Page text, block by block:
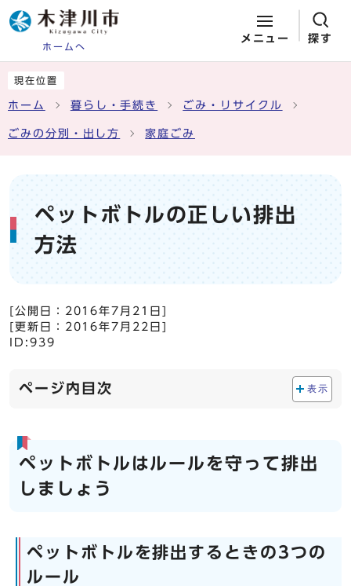
ホームへ
メニュー 探す
現在位置
ホーム 暮らし・手続き ごみ・リサイクル
ごみの分別・出し方 家庭ごみ
ペットボトルの正しい排出
方法
[公開日： 2016年7月21日
[更新日： 2016年7月22日
ID:939
ページ内目次 表示
ペットボトルはルールを守って排出
しましょう
ペットボトルを排出するときの3つの
ルール